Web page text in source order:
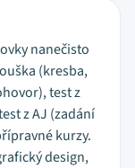
nanečisto
(kresba,
test z
z AJ (zadání
kurzy.
design,